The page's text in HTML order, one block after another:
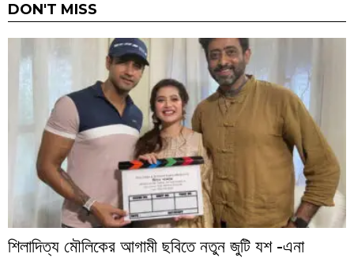
DON'T MISS
শিলাদিত্য মৌলিকের আগামী ছবিতে নতুন জুটি যশ -এনা